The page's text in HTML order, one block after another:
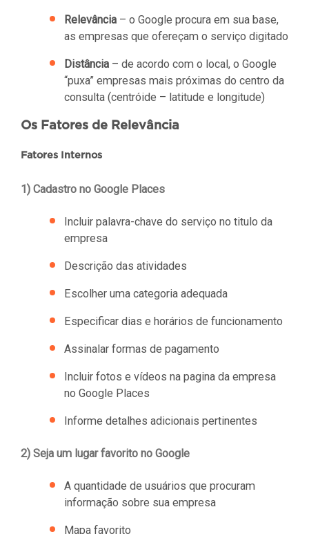
Relevância – o Google procura em sua base,
as empresas que ofereçam o serviço digitado
Distância – de acordo com o local, o Google
“puxa” empresas mais próximas do centro da
consulta (centróide – latitude e longitude)
Os Fatores de Relevância
Fatores Internos
1) Cadastro no Google Places
Incluir palavra-chave do serviço no titulo da
empresa
Descrição das atividades
Escolher uma categoria adequada
Especificar dias e horários de funcionamento
Assinalar formas de pagamento
Incluir fotos e vídeos na pagina da empresa
no Google Places
Informe detalhes adicionais pertinentes
2) Seja um lugar favorito no Google
A quantidade de usuários que procuram
informação sobre sua empresa
Mapa favorito